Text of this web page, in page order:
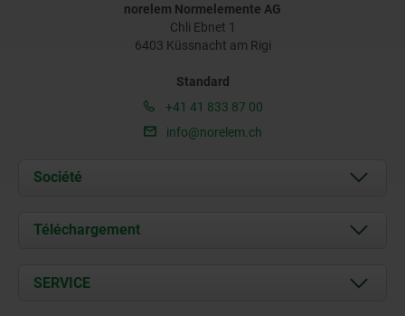
norelem Normelemente AG
Chli Ebnet 1
6403 Küssnacht am Rigi
Standard
+41 41 833 87 00
info@norelem.ch
Société
À propos de nous
Contact
Téléchargement
Documents
SERVICE